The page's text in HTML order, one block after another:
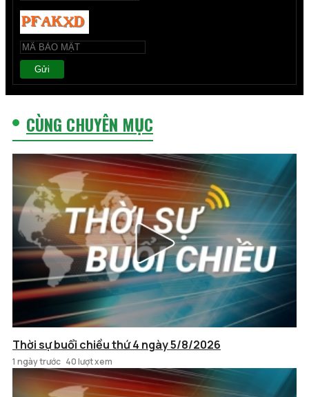
Gửi
CÙNG CHUYÊN MỤC
Thời sự buổi chiều thứ 4 ngày 5/8/2026
1 ngày trước 40 lượt xem